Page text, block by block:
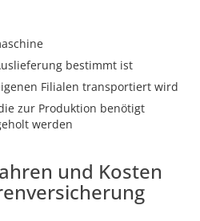
bestimmt ist
Filialen transportiert wird
zur Produktion benötigt
werden
und Kosten